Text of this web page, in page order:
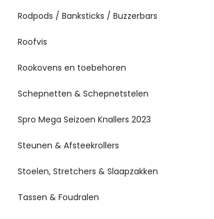
Rodpods / Banksticks / Buzzerbars
Roofvis
Rookovens en toebehoren
Schepnetten & Schepnetstelen
Spro Mega Seizoen Knallers 2023
Steunen & Afsteekrollers
Stoelen, Stretchers & Slaapzakken
Tassen & Foudralen